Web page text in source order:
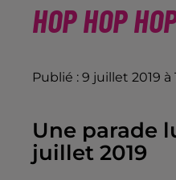
HOP HOP
Publié : 9 juillet 2019 à
Une parade
juillet 2019